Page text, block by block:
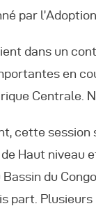
par
dans un
en
Centrale.
cette session
Haut niveau
du
part.